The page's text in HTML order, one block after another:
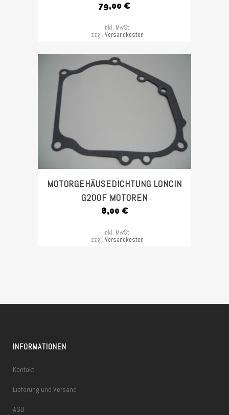
79,00 €
inkl. MwSt.
zzgl. Versandkosten
MOTORGEHÄUSEDICHTUNG LONCIN
G200F MOTOREN
8,00 €
inkl. MwSt.
zzgl. Versandkosten
INFORMATIONEN
Kontakt
Lieferung und Versand
AGB